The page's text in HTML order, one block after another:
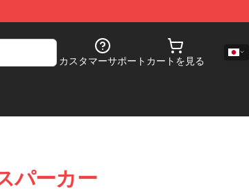
カスタマーサポート カートを見る
パーカー